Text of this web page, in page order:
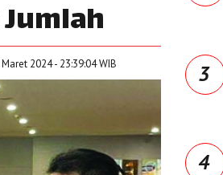
2024 - 23:39:04 WIB 3
4